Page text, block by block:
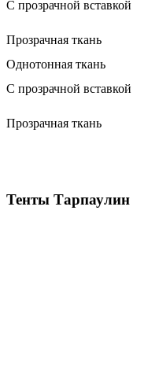
С прозрачной вставкой
Прозрачная ткань
Однотонная ткань
С прозрачной вставкой
Прозрачная ткань
Тенты Тарпаулин